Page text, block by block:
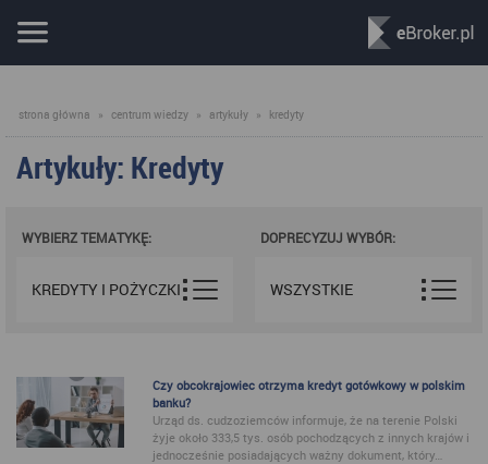
strona główna » centrum wiedzy » artykuły » kredyty
Artykuły: Kredyty
WYBIERZ TEMATYKĘ:
KREDYTY I POŻYCZKI
DOPRECYZUJ WYBÓR:
WSZYSTKIE
Czy obcokrajowiec otrzyma kredyt gotówkowy w polskim
banku?
Urząd ds. cudzoziemców informuje, że na terenie Polski
żyje około 333,5 tys. osób pochodzących z innych krajów i
jednocześnie posiadających ważny dokument, który…